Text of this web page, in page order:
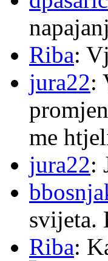
Riba:
jura22:
me
jura22:
svijeta.
Riba: